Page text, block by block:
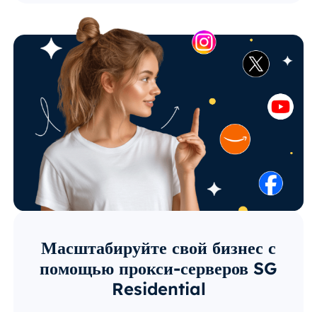
Масштабируйте свой бизнес с
помощью прокси-серверов SG
Residential